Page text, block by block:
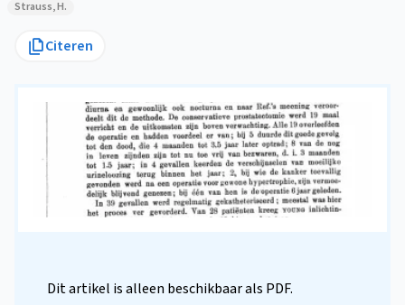
Strauss, H.
Citeren
Dit artikel is alleen beschikbaar als PDF.